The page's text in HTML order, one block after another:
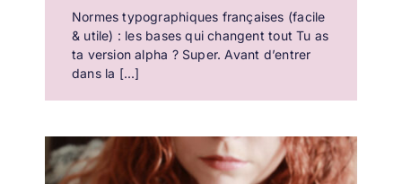
Normes typographiques françaises (facile
& utile) : les bases qui changent tout Tu as
ta version alpha ? Super. Avant d’entrer
dans la [...]